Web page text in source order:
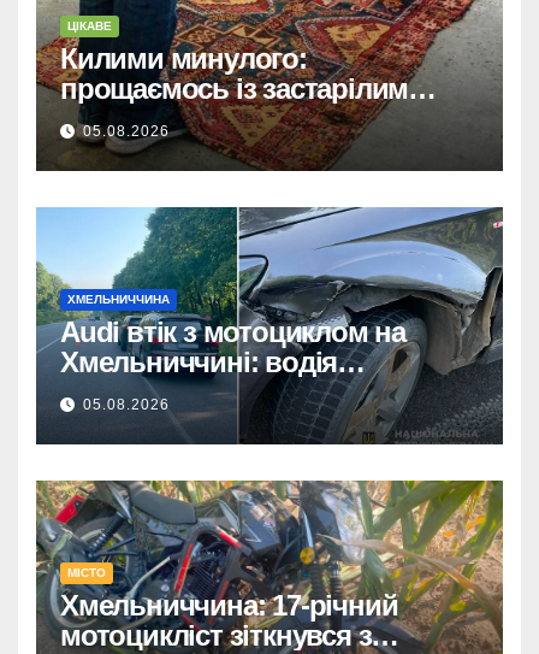
ЦІКАВЕ
Килими минулого:
прощаємось із застарілим
покриттям та обираємо тренди
сучасних інтер’єрів
05.08.2026
ХМЕЛЬНИЧЧИНА
Audi втік з мотоциклом на
Хмельниччині: водія
затримано.
05.08.2026
МІСТО
Хмельниччина: 17-річний
мотоцикліст зіткнувся з